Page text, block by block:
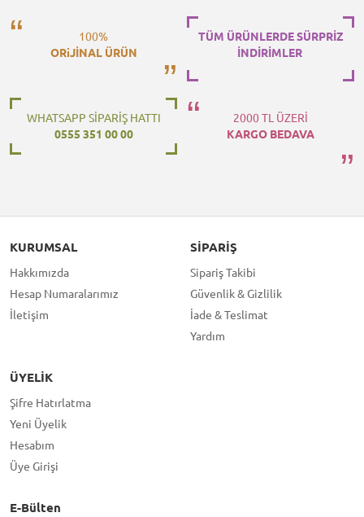
100%
ORiJİNAL ÜRÜN
TÜM ÜRÜNLERDE SÜRPRİZ
İNDİRİMLER
WHATSAPP SİPARİŞ HATTI
0555 351 00 00
2000 TL ÜZERİ
KARGO BEDAVA
KURUMSAL
Hakkımızda
Hesap Numaralarımız
İletişim
SIPARIŞ
Sipariş Takibi
Güvenlik & Gizlilik
İade & Teslimat
Yardım
ÜYELIK
Şifre Hatırlatma
Yeni Üyelik
Hesabım
Üye Girişi
E-Bülten